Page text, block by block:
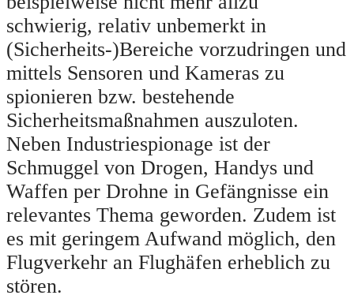
schwierig, relativ unbemerkt in
(Sicherheits-)Bereiche vorzudringen und
mittels Sensoren und Kameras zu
spionieren bzw. bestehende
Sicherheitsmaßnahmen auszuloten.
Neben Industriespionage ist der
Schmuggel von Drogen, Handys und
Waffen per Drohne in Gefängnisse ein
relevantes Thema geworden. Zudem ist
es mit geringem Aufwand möglich, den
Flugverkehr an Flughäfen erheblich zu
stören.